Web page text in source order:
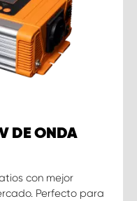
DE ONDA
con mejor
Perfecto para